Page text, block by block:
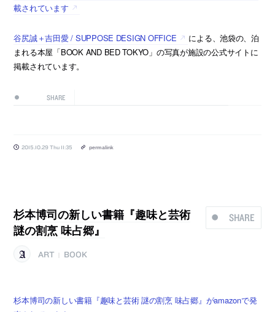
載されています
谷尻誠＋吉田愛 / SUPPOSE DESIGN OFFICE
による、池袋の、泊
まれる本屋「BOOK AND BED TOKYO」の写真が施設の公式サイトに
掲載されています。
SHARE
2015.10.29 Thu 11:35 permalink
SHARE
杉本博司の新しい書籍『趣味と芸術
謎の割烹 味占郷』
ART BOOK
杉本博司の新しい書籍『趣味と芸術 謎の割烹 味占郷』がamazonで発